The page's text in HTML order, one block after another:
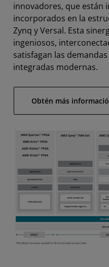
innovadores, que están
incorporados en la
Zynq y Versal. Esta
ingeniosos,
satisfagan las
integradas modernas.
Obtén más